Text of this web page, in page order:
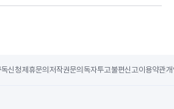
신청제휴문의 저작권문의 독자투고불편신고이용약관